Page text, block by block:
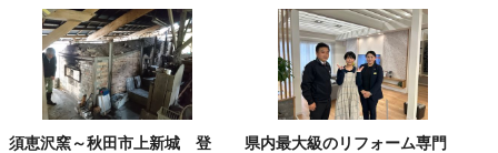
須恵沢窯～秋田市上新城 登
県内最大級のリフォーム専門